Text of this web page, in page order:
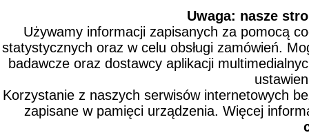
Uwaga: nasze
Używamy informacji zapisanych za pomocą
statystycznych oraz w celu obsługi zamówień.
badawcze oraz dostawcy aplikacji
Korzystanie z naszych serwisów internetowych
zapisane w pamięci urządzenia. Więcej